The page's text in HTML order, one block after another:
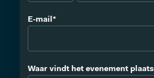
E-mail *
Waar vindt het evenement